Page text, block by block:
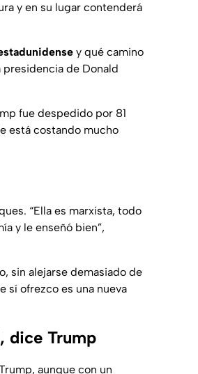
y en su lugar contenderá
y qué camino
de Donald
fue despedido por 81
está costando mucho
“Ella es marxista, todo
y le enseñó bien”,
sin alejarse demasiado de
sí ofrezco es una nueva
dice Trump
aunque con un